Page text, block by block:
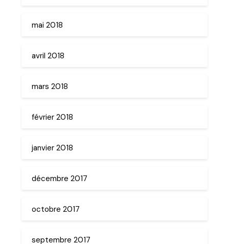
mai 2018
avril 2018
mars 2018
février 2018
janvier 2018
décembre 2017
octobre 2017
septembre 2017